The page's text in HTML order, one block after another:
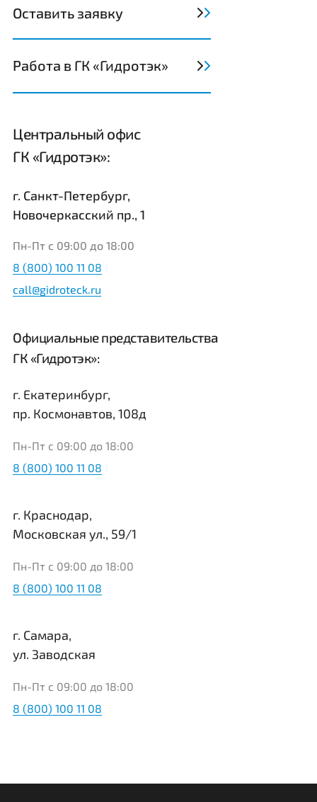
г. Екатеринбург,
пр. Космонавтов, 108д
г. Краснодар,
Московская ул., 59/1
Пн-Пт с 09:00 до 18:00
г. Самара,
ул. Заводская
Официальные представительства
ГК «Гидротэк»:
Центральный офис
ГК «Гидротэк»:
8 (800) 100 11 08
г. Санкт-Петербург,
Новочеркасский пр., 1
8 (800) 100 11 08
8 (800) 100 11 08
8 (800) 100 11 08
Пн-Пт с 09:00 до 18:00
Пн-Пт с 09:00 до 18:00
Пн-Пт с 09:00 до 18:00
call@gidroteck.ru
Оставить заявку
Работа в ГК «Гидротэк»